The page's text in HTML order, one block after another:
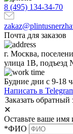
8 (495) 134-34-70
Почта для заказов
г. Москва,
улица 1В, подъезд
Будние дни с 9-18
Написать в
Заказать обратный
✕
Оставьте ваше
*ФИО